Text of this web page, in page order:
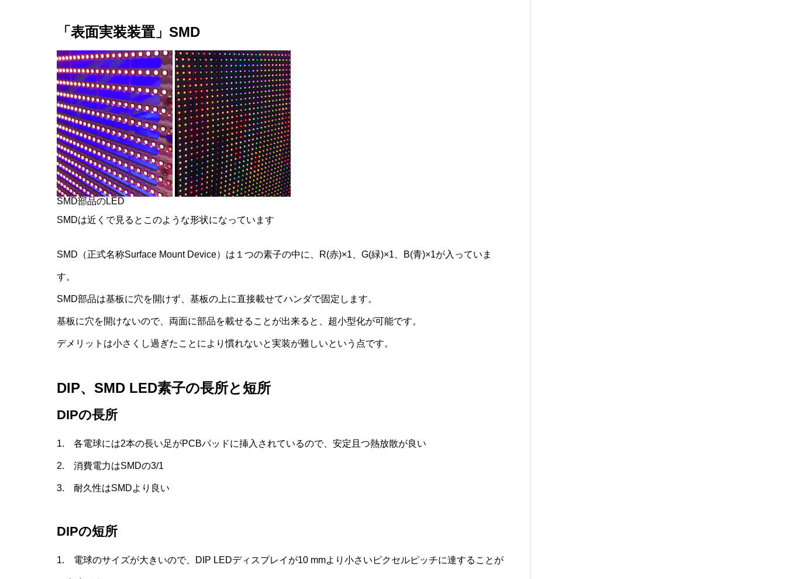
「表面実装装置」SMD
SMD部品のLED
SMDは近くで見るとこのような形状になっています
SMD（正式名称Surface Mount Device）は１つの素子の中に、R(赤)×1、G(緑)×1、B(青)×1が入っていま
す。
SMD部品は基板に穴を開けず、基板の上に直接載せてハンダで固定します。
基板に穴を開けないので、両面に部品を載せることが出来ると、超小型化が可能です。
デメリットは小さくし過ぎたことにより慣れないと実装が難しいという点です。
DIP、SMD LED素子の長所と短所
DIPの長所
1. 各電球には2本の長い足がPCBパッドに挿入されているので、安定且つ熱放散が良い
2. 消費電力はSMDの3/1
3. 耐久性はSMDより良い
DIPの短所
1. 電球のサイズが大きいので、DIP LEDディスプレイが10 mmより小さいピクセルピッチに達することが